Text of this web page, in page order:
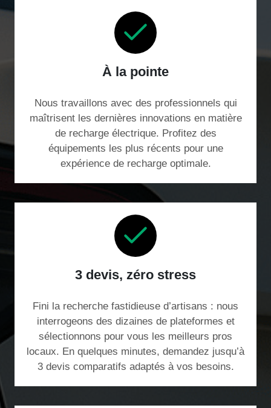
À la pointe
Nous travaillons avec des professionnels qui
maîtrisent les dernières innovations en matière
de recharge électrique. Profitez des
équipements les plus récents pour une
expérience de recharge optimale.
3 devis, zéro stress
Fini la recherche fastidieuse d’artisans : nous
interrogeons des dizaines de plateformes et
sélectionnons pour vous les meilleurs pros
locaux. En quelques minutes, demandez jusqu’à
3 devis comparatifs adaptés à vos besoins.